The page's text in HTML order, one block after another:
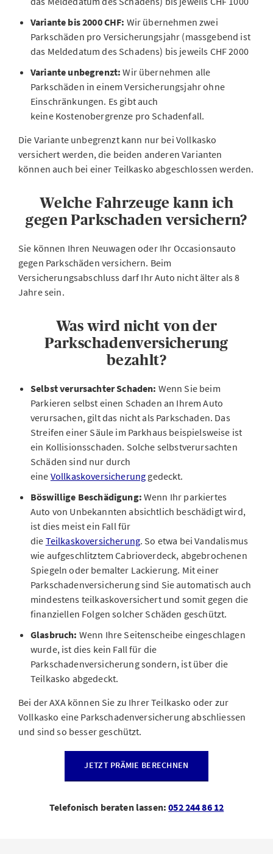
Variante bis 2000 CHF: Wir übernehmen zwei
Parkschäden pro Versicherungsjahr (massgebend ist
das Meldedatum des Schadens) bis jeweils CHF 2000
Variante unbegrenzt:Wir übernehmen alle
Parkschäden in einem Versicherungsjahr ohne
Einschränkungen. Es gibt auch
keine Kostenobergrenze pro Schadenfall.
Die Variante unbegrenzt kann nur bei Vollkasko
versichert werden, die beiden anderen Varianten
können auch bei einer Teilkasko abgeschlossen werden.
Welche Fahrzeuge kann ich
gegen Parkschaden versichern?
Sie können Ihren Neuwagen oder Ihr Occasionsauto
gegen Parkschäden versichern. Beim
Versicherungsabschluss darf Ihr Auto nicht älter als 8
Jahre sein.
Was wird nicht von der
Parkschadenversicherung
bezahlt?
Selbst verursachter Schaden: Wenn Sie beim
Parkieren selbst einen Schaden an Ihrem Auto
verursachen, gilt das nicht als Parkschaden. Das
Streifen einer Säule im Parkhaus beispielsweise ist
ein Kollisionsschaden. Solche selbstverursachten
Schäden sind nur durch
eine Vollkaskoversicherung gedeckt.
Böswillige Beschädigung: Wenn Ihr parkiertes
Auto von Unbekannten absichtlich beschädigt wird,
ist dies meist ein Fall für
die Teilkaskoversicherung. So etwa bei Vandalismus
wie aufgeschlitztem Cabrioverdeck, abgebrochenen
Spiegeln oder bemalter Lackierung. Mit einer
Parkschadenversicherung sind Sie automatisch auch
mindestens teilkaskoversichert und somit gegen die
finanziellen Folgen solcher Schäden geschützt.
Glasbruch: Wenn Ihre Seitenscheibe eingeschlagen
wurde, ist dies kein Fall für die
Parkschadenversicherung sondern, ist über die
Teilkasko abgedeckt.
Bei der AXA können Sie zu Ihrer Teilkasko oder zur
Vollkasko eine Parkschadenversicherung abschliessen
und sind so besser geschützt.
JETZT PRÄMIE BERECHNEN
Telefonisch beraten lassen:052 244 86 12